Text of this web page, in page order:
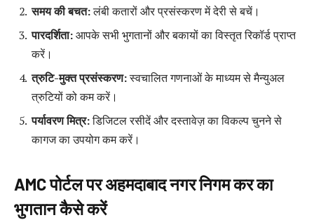
समय की बचत:लंबी कतारों और प्रसंस्करण में देरी से बचें।
पारदर्शिता:आपके सभी भुगतानों और बकायों का विस्तृत रिकॉर्ड प्राप्त
करें।
त्रुटि-मुक्त प्रसंस्करण:स्वचालित गणनाओं के माध्यम से मैन्युअल
त्रुटियों को कम करें।
पर्यावरण मित्र:डिजिटल रसीदें और दस्तावेज़ का विकल्प चुनने से
कागज का उपयोग कम करें।
AMC पोर्टल पर अहमदाबाद नगर निगम कर का
भुगतान कैसे करें